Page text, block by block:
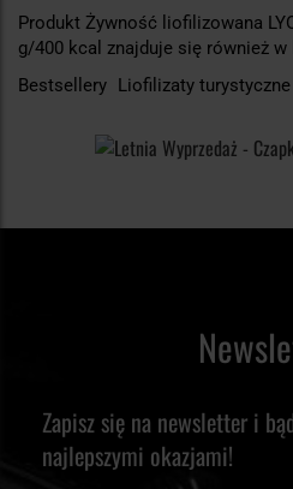
Produkt Żywność liofilizowana
g/400 kcal znajduje się również w
Bestsellery Liofilizaty turystyczne
Zapisz się na newsletter i
najlepszymi okazjami!